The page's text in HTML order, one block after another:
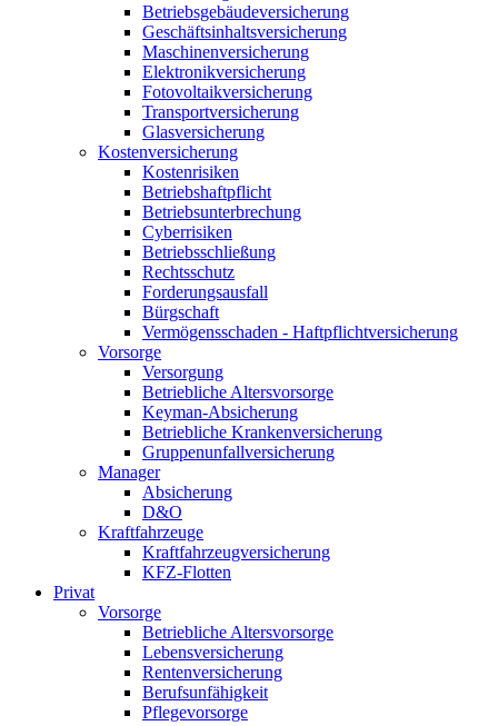
Betriebsgebäudeversicherung
Geschäftsinhaltsversicherung
Maschinenversicherung
Elektronikversicherung
Fotovoltaikversicherung
Transportversicherung
Glasversicherung
Kostenversicherung
Kostenrisiken
Betriebshaftpflicht
Betriebsunterbrechung
Cyberrisiken
Betriebsschließung
Rechtsschutz
Forderungsausfall
Bürgschaft
Vermögensschaden - Haftpflichtversicherung
Vorsorge
Versorgung
Betriebliche Altersvorsorge
Keyman-Absicherung
Betriebliche Krankenversicherung
Gruppenunfallversicherung
Manager
Absicherung
D&O
Kraftfahrzeuge
Kraftfahrzeugversicherung
KFZ-Flotten
Privat
Vorsorge
Betriebliche Altersvorsorge
Lebensversicherung
Rentenversicherung
Berufsunfähigkeit
Pflegevorsorge